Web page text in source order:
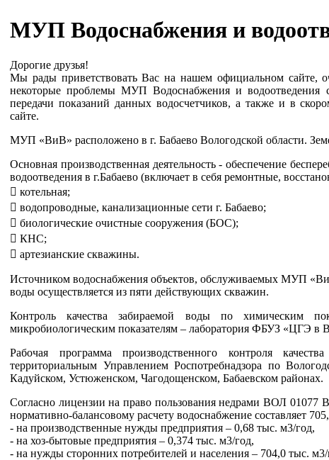
МУП Водоснабжения и
Дорогие друзья!
Мы рады приветствовать Вас на нашем официальном сайте,
некоторые проблемы МУП Водоснабжения и водоотведения
передачи показаний данных водосчетчиков, а также и в
сайте.
МУП «ВиВ» расположено в г. Бабаево Вологодской области.
Основная производственная деятельность - обеспечение
водоотведения в г.Бабаево (включает в себя ремонтные,
 котельная;
 водопроводные, канализационные сети г. Бабаево;
 биологические очистные сооружения (БОС);
 КНС;
 артезианские скважины.
Источником водоснабжения объектов, обслуживаемых МУП
воды осуществляется из пяти действующих скважин.
Контроль качества забираемой воды по химическим
микробиологическим показателям – лаборатория ФБУЗ «ЦГЭ в
Рабочая программа производственного контроля
территориальным Управлением Роспотребнадзора по
Кадуйском, Устюженском, Чагодощенском, Бабаевском районах.
Согласно лицензии на право пользования недрами ВОЛ 01077
нормативно-балансовому расчету водоснабжение составляет
- на производственные нужды предприятия – 0,68 тыс. м3/год,
- на хоз-бытовые предприятия – 0,374 тыс. м3/год,
- на нужды сторонних потребителей и населения – 704,0 тыс. м3/